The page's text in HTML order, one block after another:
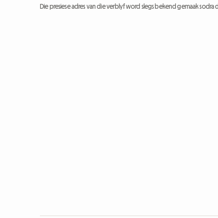
Die presiese adres van die verblyf word slegs bekend gemaak sodra